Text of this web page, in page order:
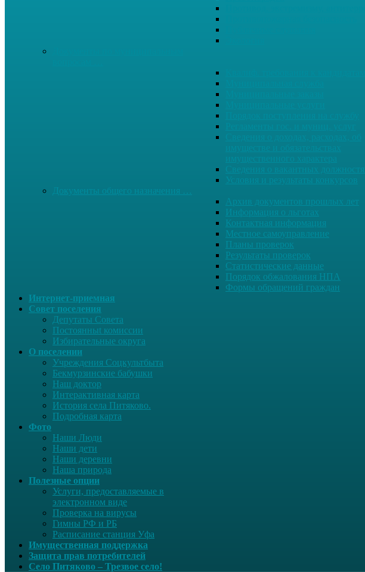
Сведения о вакантных должностях
Условия и результаты конкурсов
Документы общего назначения …
Архив документов прошлых лет
Информация о льготах
Контактная информация
Местное самоуправление
Планы проверок
Результаты проверок
Статистические данные
Порядок обжалования НПА
Формы обращений граждан
Интернет-приемная
Совет поселения
Депутаты Совета
Постоянныt комиссии
Избирательные округа
О поселении
Учреждения Соцкультбыта
Бекмурзинские бабушки
Наш доктор
Интерактивная карта
История села Питяково.
Подробная карта
Фото
Наши Люди
Наши дети
Наши деревни
Наша природа
Полезные опции
Услуги, предоставляемые в
электронном виде
Проверка на вирусы
Гимны РФ и РБ
Расписание станция Уфа
Имущественная поддержка
Защита прав потребителей
Село Питяково – Трезвое село!